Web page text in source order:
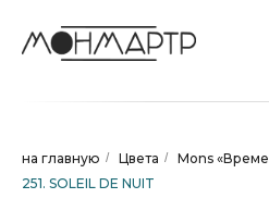
на главную / Цвета / Mons
251. SOLEIL DE NUIT